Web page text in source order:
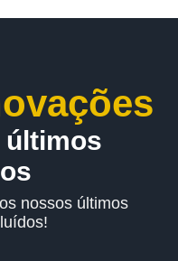
últimos
nossos últimos